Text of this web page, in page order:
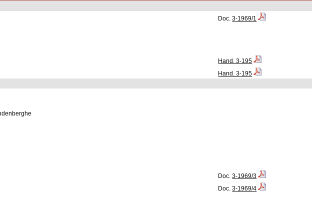
Doc.3-1969/1
Hand. 3-195
Hand. 3-195
Doc.3-1969/3
Doc.3-1969/4